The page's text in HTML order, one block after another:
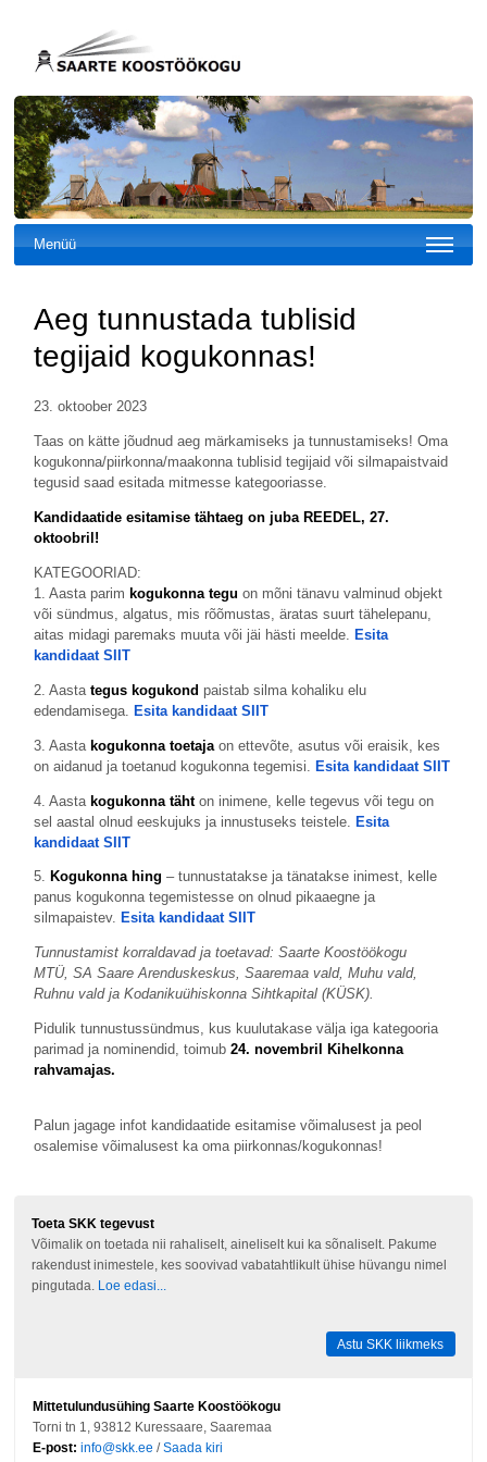
Menüü
Aeg tunnustada tublisid
tegijaid kogukonnas!
23. oktoober 2023
Taas on kätte jõudnud aeg märkamiseks ja tunnustamiseks! Oma
kogukonna/piirkonna/maakonna tublisid tegijaid või silmapaistvaid
tegusid saad esitada mitmesse kategooriasse.
Kandidaatide esitamise tähtaeg on juba REEDEL, 27.
oktoobril!
KATEGOORIAD:
1. Aasta parim kogukonna tegu on mõni tänavu valminud objekt
või sündmus, algatus, mis rõõmustas, äratas suurt tähelepanu,
aitas midagi paremaks muuta või jäi hästi meelde.
Esita
kandidaat SIIT
2. Aasta tegus kogukond paistab silma kohaliku elu
edendamisega. Esita kandidaat SIIT
3. Aasta kogukonna toetajaon ettevõte, asutus või eraisik, kes
on aidanud ja toetanud kogukonna tegemisi. Esita kandidaat SIIT
4. Aasta kogukonna tähton inimene, kelle tegevus või tegu on
sel aastal olnud eeskujuks ja innustuseks teistele. Esita
kandidaat SIIT
5. Kogukonna hing – tunnustatakse ja tänatakse inimest, kelle
panus kogukonna tegemistesse on olnud pikaaegne ja
silmapaistev. Esita kandidaat SIIT
Tunnustamist korraldavad ja toetavad: Saarte Koostöökogu
MTÜ, SA Saare Arenduskeskus, Saaremaa vald, Muhu vald,
Ruhnu vald ja Kodanikuühiskonna Sihtkapital (KÜSK).
Pidulik tunnustussündmus, kus kuulutakase välja iga kategooria
parimad ja nominendid, toimub 24. novembril Kihelkonna
rahvamajas.
Palun jagage infot kandidaatide esitamise võimalusest ja peol
osalemise võimalusest ka oma piirkonnas/kogukonnas!
Toeta SKK tegevust
Võimalik on toetada nii rahaliselt, aineliselt kui ka sõnaliselt. Pakume
rakendust inimestele, kes soovivad vabatahtlikult ühise hüvangu nimel
pingutada.
Loe edasi...
Astu SKK liikmeks
Mittetulundusühing Saarte Koostöökogu
Torni tn 1, 93812 Kuressaare, Saaremaa
E-post: info@skk.ee /Saada kiri